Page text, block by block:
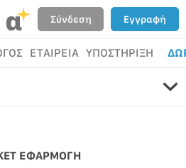
α Σύνδεση Εγγραφή
ΕΤΑΙΡΕΙΑ ΥΠΟΣΤΗΡΙΞΗ
ΕΦΑΡΜΟΓΗ